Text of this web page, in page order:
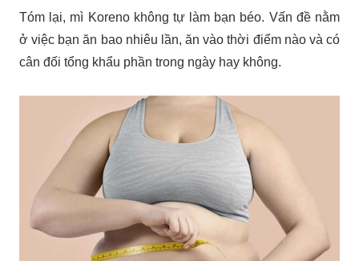
Tóm lại, mì Koreno không tự làm bạn béo. Vấn đề nằm
ở việc bạn ăn bao nhiêu lần, ăn vào thời điểm nào và có
cân đối tổng khẩu phần trong ngày hay không.